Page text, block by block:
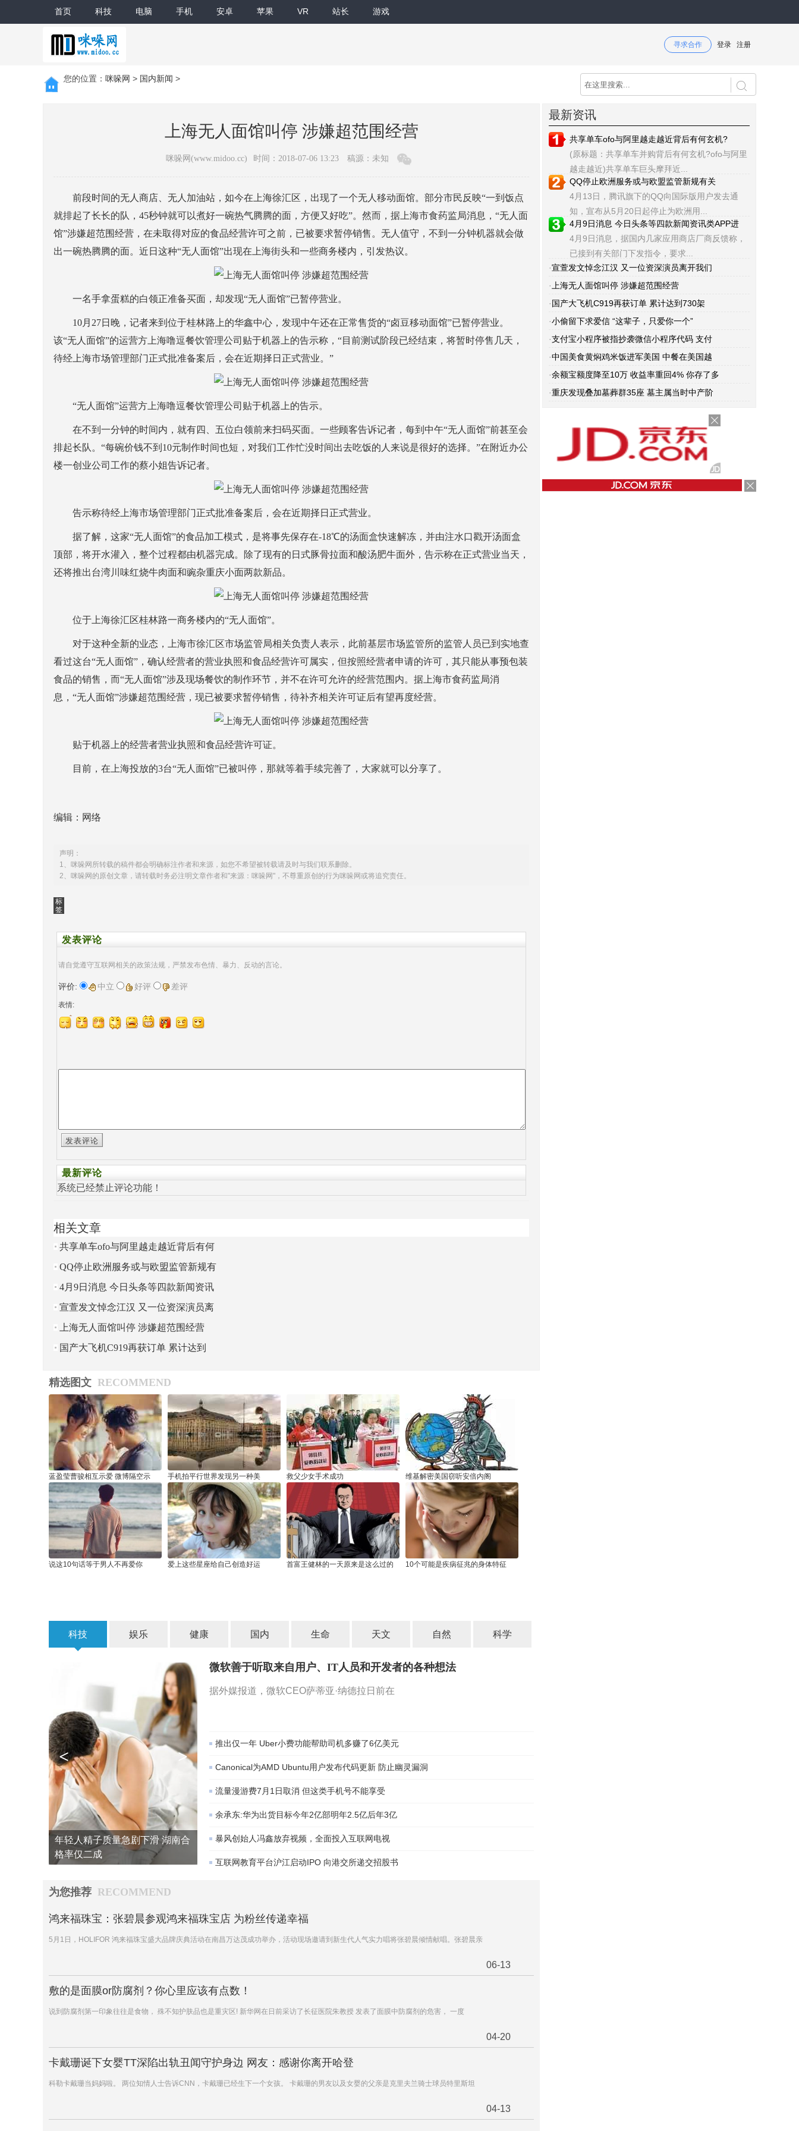
首页 科技 电脑 手机 安卓 苹果 VR 站长 游戏
寻求合作 登录 注册
您的位置： 咪哚网 > 国内新闻 >
上海无人面馆叫停 涉嫌超范围经营
咪哚网(www.midoo.cc) 时间：2018-07-06 13:23 稿源：未知
前段时间的无人商店、无人加油站，如今在上海徐汇区，出现了一个无人移动面馆。部分市民反映“一到饭点
就排起了长长的队，45秒钟就可以煮好一碗热气腾腾的面，方便又好吃”。然而，据上海市食药监局消息，“无人面
馆”涉嫌超范围经营，在未取得对应的食品经营许可之前，已被要求暂停销售。无人值守，不到一分钟机器就会做
出一碗热腾腾的面。近日这种“无人面馆”出现在上海街头和一些商务楼内，引发热议。
一名手拿蛋糕的白领正准备买面，却发现“无人面馆”已暂停营业。
10月27日晚，记者来到位于桂林路上的华鑫中心，发现中午还在正常售货的“卤豆移动面馆”已暂停营业。
该“无人面馆”的运营方上海噜逗餐饮管理公司贴于机器上的告示称，“目前测试阶段已经结束，将暂时停售几天，
待经上海市场管理部门正式批准备案后，会在近期择日正式营业。”
“无人面馆”运营方上海噜逗餐饮管理公司贴于机器上的告示。
在不到一分钟的时间内，就有四、五位白领前来扫码买面。一些顾客告诉记者，每到中午“无人面馆”前甚至会
排起长队。“每碗价钱不到10元制作时间也短，对我们工作忙没时间出去吃饭的人来说是很好的选择。”在附近办公
楼一创业公司工作的蔡小姐告诉记者。
告示称待经上海市场管理部门正式批准备案后，会在近期择日正式营业。
据了解，这家“无人面馆”的食品加工模式，是将事先保存在-18℃的汤面盒快速解冻，并由注水口戳开汤面盒
顶部，将开水灌入，整个过程都由机器完成。除了现有的日式豚骨拉面和酸汤肥牛面外，告示称在正式营业当天，
还将推出台湾川味红烧牛肉面和豌杂重庆小面两款新品。
位于上海徐汇区桂林路一商务楼内的“无人面馆”。
对于这种全新的业态，上海市徐汇区市场监管局相关负责人表示，此前基层市场监管所的监管人员已到实地查
看过这台“无人面馆”，确认经营者的营业执照和食品经营许可属实，但按照经营者申请的许可，其只能从事预包装
食品的销售，而“无人面馆”涉及现场餐饮的制作环节，并不在许可允许的经营范围内。据上海市食药监局消
息，“无人面馆”涉嫌超范围经营，现已被要求暂停销售，待补齐相关许可证后有望再度经营。
贴于机器上的经营者营业执照和食品经营许可证。
目前，在上海投放的3台“无人面馆”已被叫停，那就等着手续完善了，大家就可以分享了。
编辑：网络
声明：
1、咪哚网所转载的稿件都会明确标注作者和来源，如您不希望被转载请及时与我们联系删除。
2、咪哚网的原创文章，请转载时务必注明文章作者和"来源：咪哚网"，不尊重原创的行为咪哚网或将追究责任。
标
签
发表评论
请自觉遵守互联网相关的政策法规，严禁发布色情、暴力、反动的言论。
评价: 中立 好评 差评
表情:
发表评论
最新评论
系统已经禁止评论功能！
相关文章
共享单车ofo与阿里越走越近背后有何
玄机?
QQ停止欧洲服务或与欧盟监管新规有
关4月9日消息 今日头条等四款新闻资讯
类APP进行下架处理
宣萱发文悼念江汉 又一位资深演员离
开我们了
上海无人面馆叫停 涉嫌超范围经营
国产大飞机C919再获订单 累计达到
精选图文 RECOMMEND
蓝盈莹曹骏相互示爱 微博隔空示 手机拍平行世界发现另一种美 救父少女手术成功 维基解密美国窃听安倍内阁
说这10句话等于男人不再爱你 爱上这些星座给自己创造好运 首富王健林的一天原来是这么过的 10个可能是疾病征兆的身体特征
科技 娱乐 健康 国内 生命 天文 自然 科学
年轻人精子质量急剧下滑 湖南合
格率仅二成
< >
微软善于听取来自用户、IT人员和开发者的各种想法
据外媒报道，微软CEO萨蒂亚·纳德拉日前在
推出仅一年 Uber小费功能帮助司机多赚了6亿美元
Canonical为AMD Ubuntu用户发布代码更新 防止幽灵漏洞
流量漫游费7月1日取消 但这类手机号不能享受
余承东:华为出货目标今年2亿部明年2.5亿后年3亿
暴风创始人冯鑫放弃视频，全面投入互联网电视
互联网教育平台沪江启动IPO 向港交所递交招股书
为您推荐 RECOMMEND
鸿来福珠宝：张碧晨参观鸿来福珠宝店 为粉丝传递幸福
5月1日，HOLIFOR 鸿来福珠宝盛大品牌庆典活动在南昌万达茂成功举办，活动现场邀请到新生代人气实力唱将张碧晨倾情献唱。张碧晨亲
06-13
敷的是面膜or防腐剂？你心里应该有点数！
说到防腐剂第一印象往往是食物， 殊不知护肤品也是重灾区! 新华网在日前采访了长征医院朱教授 发表了面膜中防腐剂的危害， 一度
04-20
卡戴珊诞下女婴TT深陷出轨丑闻守护身边 网友：感谢你离开哈登
科勒卡戴珊当妈妈啦。 两位知情人士告诉CNN，卡戴珊已经生下一个女孩。 卡戴珊的男友以及女婴的父亲是克里夫兰骑士球员特里斯坦
04-13
最新资讯
共享单车ofo与阿里越走越近背后有何玄机?
(原标题：共享单车并购背后有何玄机?ofo与阿里
越走越近)共享单车巨头摩拜近...
QQ停止欧洲服务或与欧盟监管新规有关
4月13日，腾讯旗下的QQ向国际版用户发去通
知，宣布从5月20日起停止为欧洲用...
4月9日消息 今日头条等四款新闻资讯类APP进
4月9日消息，据国内几家应用商店厂商反馈称，
已接到有关部门下发指令，要求...
·宣萱发文悼念江汉 又一位资深演员离开我们
· 上海无人面馆叫停 涉嫌超范围经营
·国产大飞机C919再获订单 累计达到730架
·小偷留下求爱信 “这辈子，只爱你一个”
·支付宝小程序被指抄袭微信小程序代码 支付
·中国美食黄焖鸡米饭进军美国 中餐在美国越
·余额宝额度降至10万 收益率重回4% 你存了多
·重庆发现叠加墓葬群35座 墓主属当时中产阶